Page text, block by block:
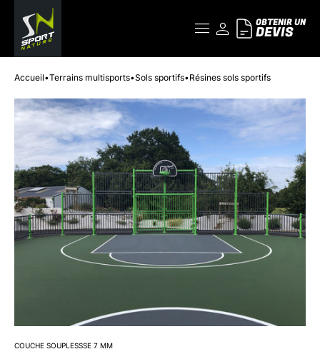
OBTENIR UN
DEVIS
Accueil•Terrains multisports•Sols sportifs•Résines sols sportifs
COUCHE SOUPLESSSE 7 MM